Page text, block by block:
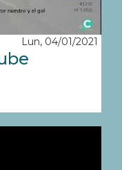
Lun, 04/01/2021